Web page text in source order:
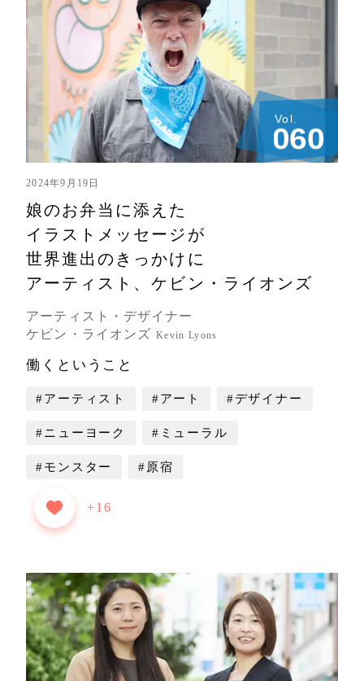
Vol.
060
2024年9月19日
娘のお弁当に添えた
イラストメッセージが
世界進出のきっかけに
アーティスト、ケビン・ライオンズ
アーティスト・デザイナー
ケビン・ライオンズ Kevin Lyons
働くということ
#アーティスト #アート #デザイナー
#ニューヨーク #ミューラル
#モンスター #原宿
+16